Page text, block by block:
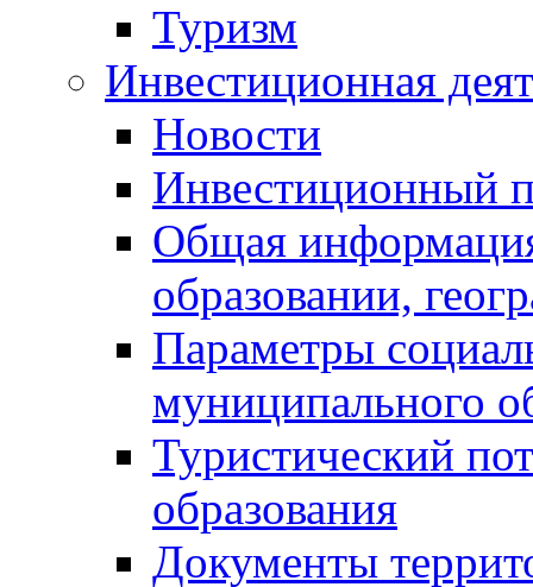
Туризм
Инвестиционная
Новости
Инвестиционный
Общая
образовании,
Параметры
муниципального
Туристический
образования
Документы